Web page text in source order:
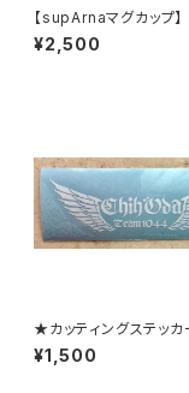
【supArnaマグカップ】
¥2,500
★カッティングステッ
★白
¥1,500